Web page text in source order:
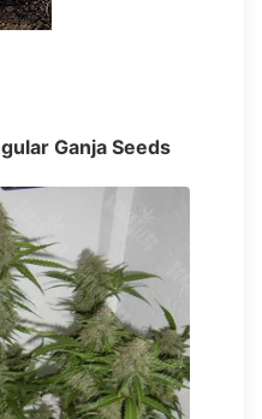
Ganja Seeds